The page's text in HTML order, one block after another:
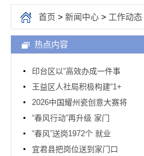
首页 > 新闻中心 > 工作动态
热点内容
印台区以“高效办成一件事
王益区人社局积极构建“1+
2026中国耀州瓷创意大赛将
“春风行动”再升级 家门
“春风”送岗1972个 就业
宜君县把岗位送到家门口